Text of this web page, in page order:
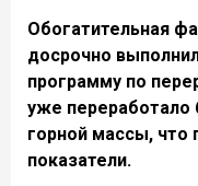
Обогатительная
досрочно
программу по
уже переработало
горной массы, что
показатели.